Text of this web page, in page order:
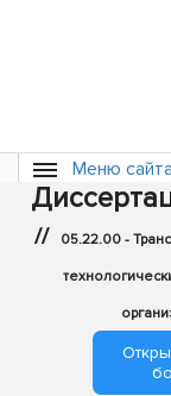
Меню сайта
// 05.22.00 -